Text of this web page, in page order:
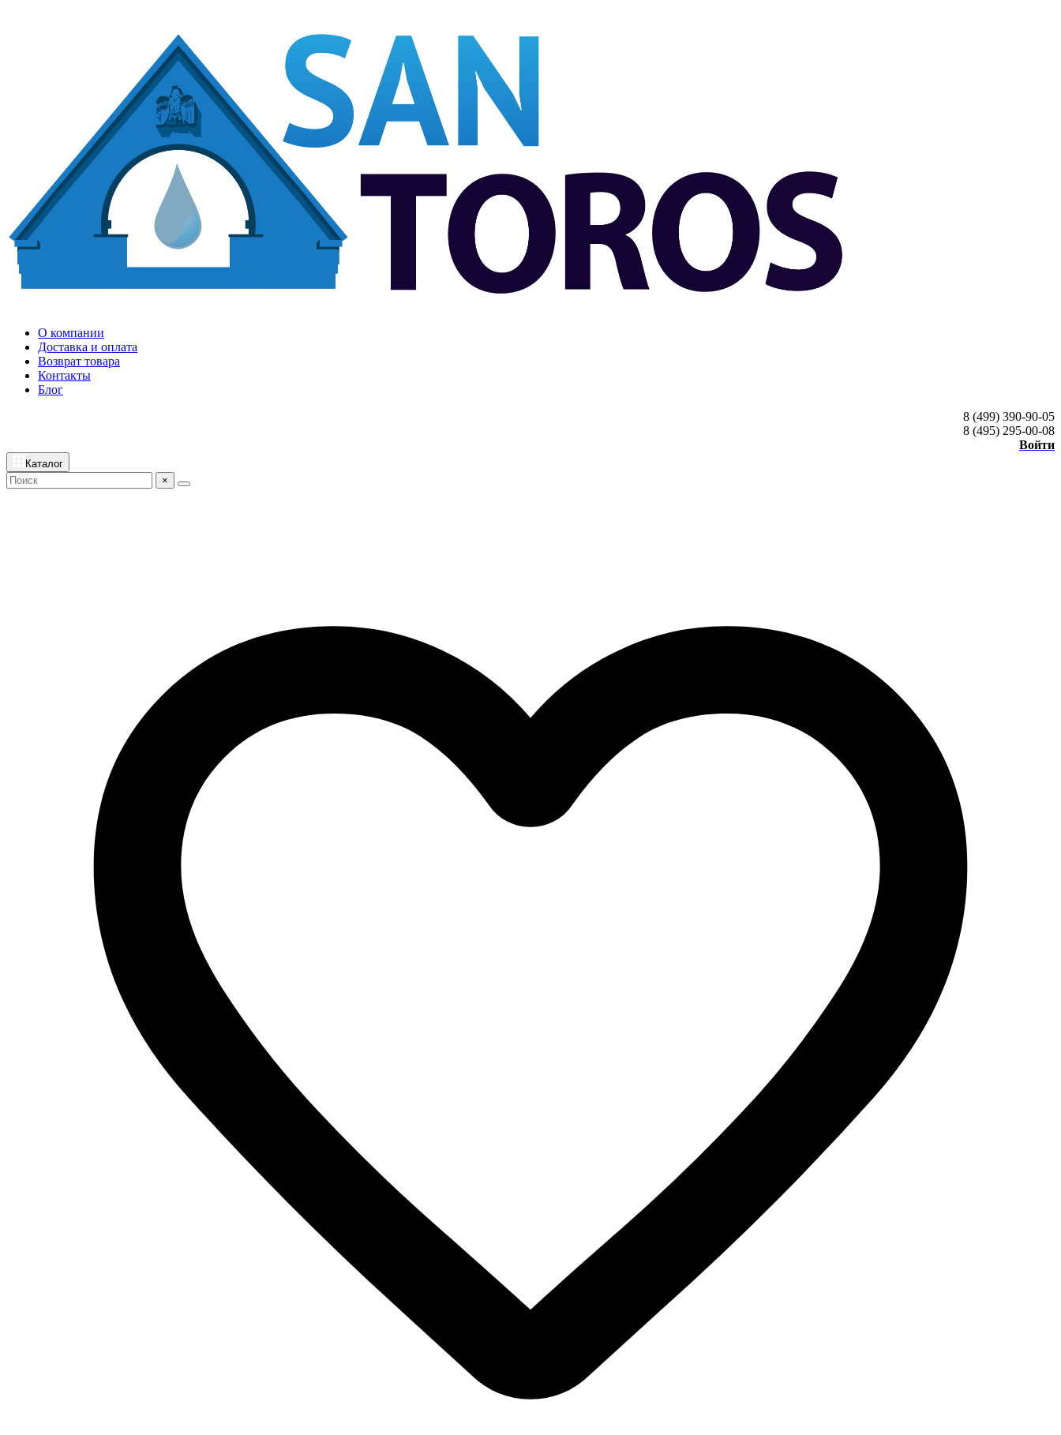
О компании
Доставка и оплата
Возврат товара
Контакты
Блог
8 (499) 390-90-05
8 (495) 295-00-08
Войти
Каталог
×